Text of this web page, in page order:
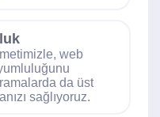
web
da üst
sağlıyoruz.